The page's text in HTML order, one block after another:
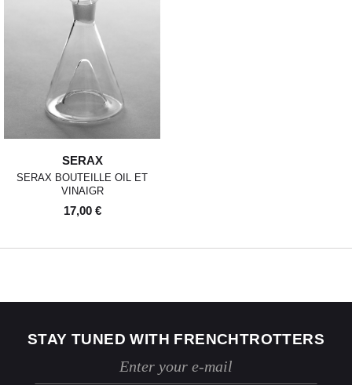
SERAX
SERAX BOUTEILLE OIL ET
VINAIGR
17,00 €
STAY TUNED WITH FRENCHTROTTERS